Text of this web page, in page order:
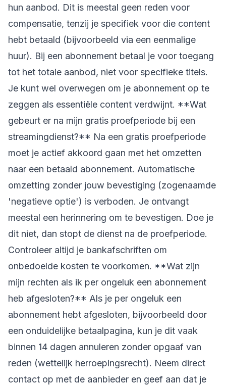
hun aanbod. Dit is meestal geen reden voor
compensatie, tenzij je specifiek voor die content
hebt betaald (bijvoorbeeld via een eenmalige
huur). Bij een abonnement betaal je voor toegang
tot het totale aanbod, niet voor specifieke titels.
Je kunt wel overwegen om je abonnement op te
zeggen als essentiële content verdwijnt. **Wat
gebeurt er na mijn gratis proefperiode bij een
streamingdienst?** Na een gratis proefperiode
moet je actief akkoord gaan met het omzetten
naar een betaald abonnement. Automatische
omzetting zonder jouw bevestiging (zogenaamde
'negatieve optie') is verboden. Je ontvangt
meestal een herinnering om te bevestigen. Doe je
dit niet, dan stopt de dienst na de proefperiode.
Controleer altijd je bankafschriften om
onbedoelde kosten te voorkomen. **Wat zijn
mijn rechten als ik per ongeluk een abonnement
heb afgesloten?** Als je per ongeluk een
abonnement hebt afgesloten, bijvoorbeeld door
een onduidelijke betaalpagina, kun je dit vaak
binnen 14 dagen annuleren zonder opgaaf van
reden (wettelijk herroepingsrecht). Neem direct
contact op met de aanbieder en geef aan dat je